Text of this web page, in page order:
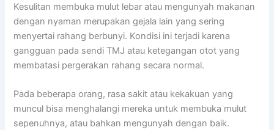
Kesulitan membuka mulut lebar atau mengunyah makanan
dengan nyaman merupakan gejala lain yang sering
menyertai rahang berbunyi. Kondisi ini terjadi karena
gangguan pada sendi TMJ atau ketegangan otot yang
membatasi pergerakan rahang secara normal.
Pada beberapa orang, rasa sakit atau kekakuan yang
muncul bisa menghalangi mereka untuk membuka mulut
sepenuhnya, atau bahkan mengunyah dengan baik.